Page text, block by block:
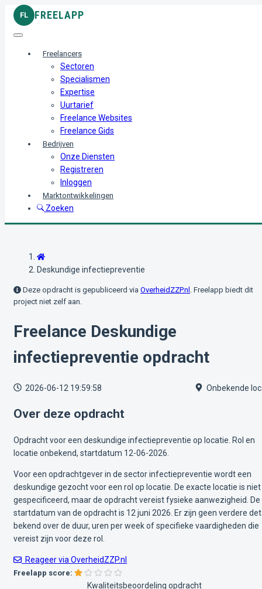
FL FREELAPP
Freelancers
Sectoren
Specialismen
Expertise
Uurtarief
Freelance Websites
Freelance Gids
Bedrijven
Onze Diensten
Registreren
Inloggen
Marktontwikkelingen
Zoeken
Deskundige infectiepreventie
Deze opdracht is gepubliceerd via OverheidZZP.nl . Freelapp biedt dit
project niet zelf aan.
Freelance Deskundige
infectiepreventie opdracht
2026-06-12 19:59:58 Onbekende
Over deze opdracht
Opdracht voor een deskundige infectiepreventie op locatie. Rol en
locatie onbekend, startdatum 12-06-2026.
Voor een opdrachtgever in de sector infectiepreventie wordt een
deskundige gezocht voor een rol op locatie. De exacte locatie is niet
gespecificeerd, maar de opdracht vereist fysieke aanwezigheid. De
startdatum van de opdracht is 12 juni 2026. Er zijn geen verdere
bekend over de duur, uren per week of specifieke vaardigheden die
vereist zijn voor deze rol.
Reageer via OverheidZZP.nl
Freelapp score:
Kwaliteitsbeoordeling opdracht